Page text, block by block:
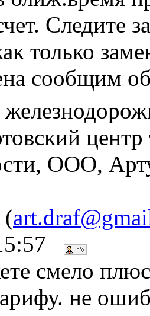
Следите
только
сообщим
центр
ООО,
(
смело
не